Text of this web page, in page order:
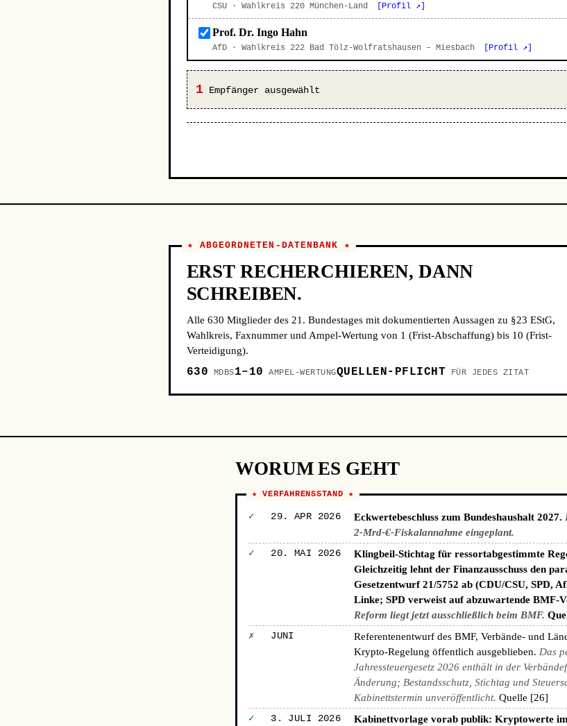
CSU · Wahlkreis 220 München-Land [Profil ↗]
Prof. Dr. Ingo Hahn
AfD · Wahlkreis 222 Bad Tölz-Wolfratshausen – Miesbach [Profil ↗]
1 Empfänger ausgewählt
★ ABGEORDNETEN-DATENBANK ★
ERST RECHERCHIEREN, DANN
SCHREIBEN.
Alle 630 Mitglieder des 21. Bundestages mit dokumentierten Aussagen zu §23 EStG,
Wahlkreis, Faxnummer und Ampel-Wertung von 1 (Frist-Abschaffung) bis 10 (Frist-
Verteidigung).
630 MDBS1–10 AMPEL-WERTUNGQUELLEN-PFLICHT FÜR JEDES ZITAT
WORUM ES GEHT
★ VERFAHRENSSTAND ★
✓ 29. APR 2026 Eckwertebeschluss zum Bundeshaushalt 2027.
2-Mrd-€-Fiskalannahme eingeplant.
✓ 20. MAI 2026
Klingbeil-Stichtag für ressortabgestimmte
Gleichzeitig lehnt der Finanzausschuss den
Gesetzentwurf 21/5752 ab (CDU/CSU, SPD,
Linke; SPD verweist auf abzuwartende BMF-
Reform liegt jetzt ausschließlich beim BMF.
✗ JUNI
Referentenentwurf des BMF, Verbände- und
Krypto-Regelung öffentlich ausgeblieben. Das
Jahressteuergesetz 2026 enthält in der
Änderung; Bestandsschutz, Stichtag und
Kabinettstermin unveröffentlicht. Quelle [26]
✓ 3. JULI 2026
Kabinettvorlage vorab publik: Kryptowerte